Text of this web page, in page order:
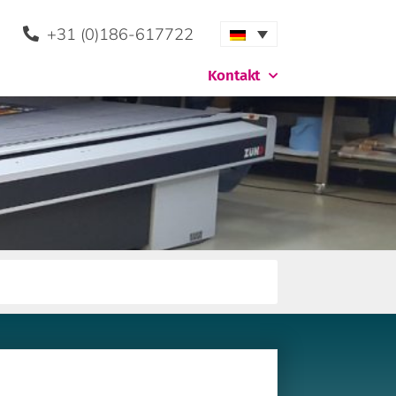
+31 (0)186-617722
Kontakt